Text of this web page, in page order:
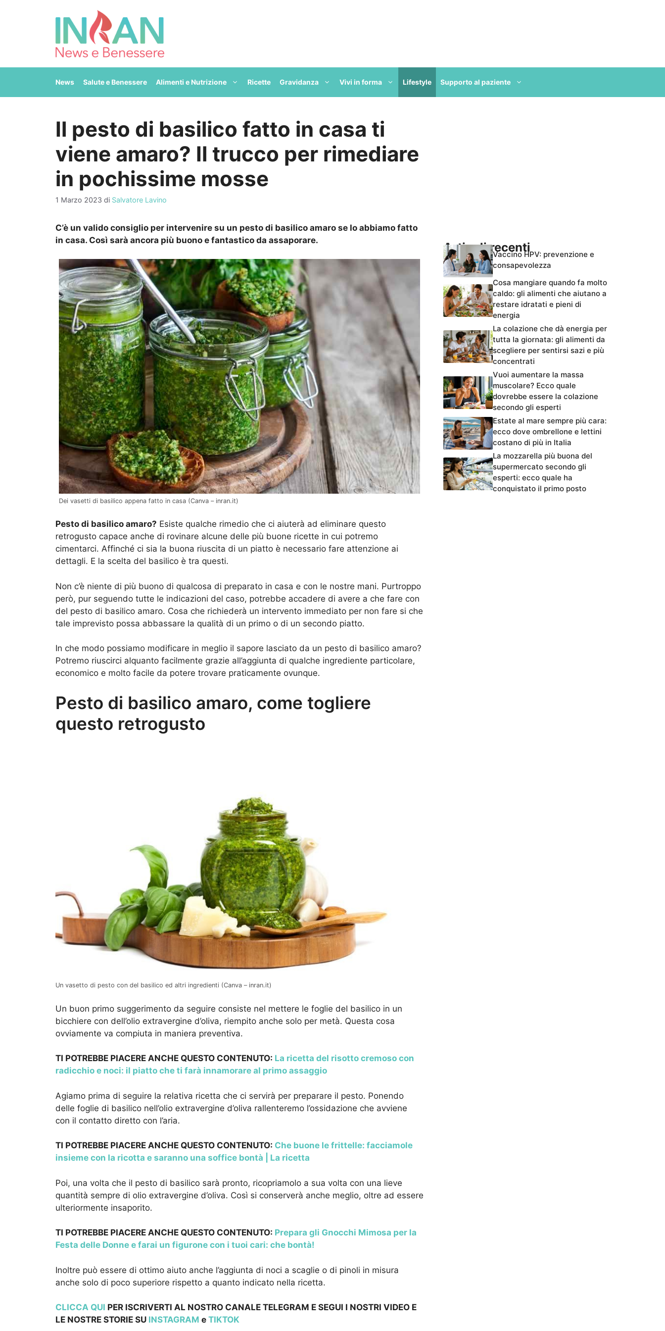
News Salute e Benessere Alimenti e Nutrizione Ricette Gravidanza Vivi in forma Lifestyle Supporto al paziente
Il pesto di basilico fatto in casa ti
viene amaro? Il trucco per rimediare
in pochissime mosse
1 Marzo 2023 di Salvatore Lavino
C’è un valido consiglio per intervenire su un pesto di basilico amaro se lo abbiamo fatto
in casa. Così sarà ancora più buono e fantastico da assaporare.
Dei vasetti di basilico appena fatto in casa (Canva – inran.it)
Pesto di basilico amaro? Esiste qualche rimedio che ci aiuterà ad eliminare questo
retrogusto capace anche di rovinare alcune delle più buone ricette in cui potremo
cimentarci. Affinché ci sia la buona riuscita di un piatto è necessario fare attenzione ai
dettagli. E la scelta del basilico è tra questi.
Non c’è niente di più buono di qualcosa di preparato in casa e con le nostre mani. Purtroppo
però, pur seguendo tutte le indicazioni del caso, potrebbe accadere di avere a che fare con
del pesto di basilico amaro. Cosa che richiederà un intervento immediato per non fare si che
tale imprevisto possa abbassare la qualità di un primo o di un secondo piatto.
In che modo possiamo modificare in meglio il sapore lasciato da un pesto di basilico amaro?
Potremo riuscirci alquanto facilmente grazie all’aggiunta di qualche ingrediente particolare,
economico e molto facile da potere trovare praticamente ovunque.
Pesto di basilico amaro, come togliere
questo retrogusto
Un vasetto di pesto con del basilico ed altri ingredienti (Canva – inran.it)
Un buon primo suggerimento da seguire consiste nel mettere le foglie del basilico in un
bicchiere con dell’olio extravergine d’oliva, riempito anche solo per metà. Questa cosa
ovviamente va compiuta in maniera preventiva.
TI POTREBBE PIACERE ANCHE QUESTO CONTENUTO: La ricetta del risotto cremoso con
radicchio e noci: il piatto che ti farà innamorare al primo assaggio
Agiamo prima di seguire la relativa ricetta che ci servirà per preparare il pesto. Ponendo
delle foglie di basilico nell’olio extravergine d’oliva rallenteremo l’ossidazione che avviene
con il contatto diretto con l’aria.
TI POTREBBE PIACERE ANCHE QUESTO CONTENUTO: Che buone le frittelle: facciamole
insieme con la ricotta e saranno una soffice bontà | La ricetta
Poi, una volta che il pesto di basilico sarà pronto, ricopriamolo a sua volta con una lieve
quantità sempre di olio extravergine d’oliva. Così si conserverà anche meglio, oltre ad essere
ulteriormente insaporito.
TI POTREBBE PIACERE ANCHE QUESTO CONTENUTO: Prepara gli Gnocchi Mimosa per la
Festa delle Donne e farai un figurone con i tuoi cari: che bontà!
Inoltre può essere di ottimo aiuto anche l’aggiunta di noci a scaglie o di pinoli in misura
anche solo di poco superiore rispetto a quanto indicato nella ricetta.
CLICCA QUI PER ISCRIVERTI AL NOSTRO CANALE TELEGRAM E SEGUI I NOSTRI VIDEO E
LE NOSTRE STORIE SU INSTAGRAM e TIKTOK
Articoli recentiVaccino HPV: prevenzione e
consapevolezza
Cosa mangiare quando fa molto
caldo: gli alimenti che aiutano a
restare idratati e pieni di
energia
La colazione che dà energia per
tutta la giornata: gli alimenti da
scegliere per sentirsi sazi e più
concentrati
Vuoi aumentare la massa
muscolare? Ecco quale
dovrebbe essere la colazione
secondo gli esperti
Estate al mare sempre più cara:
ecco dove ombrellone e lettini
costano di più in Italia
La mozzarella più buona del
supermercato secondo gli
esperti: ecco quale ha
conquistato il primo posto